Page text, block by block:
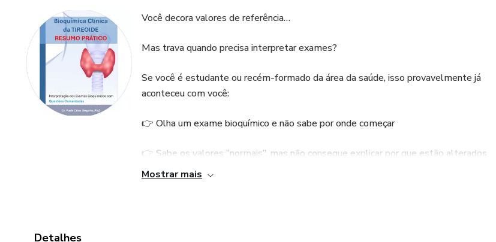
Você decora valores de referência…
Mas trava quando precisa interpretar exames?
Se você é estudante ou recém-formado da área da saúde, isso provavelmente já
aconteceu com você:
👉 Olha um exame bioquímico e não sabe por onde começar
👉 Sabe os valores “normais”, mas não consegue explicar por que estão alterados
Mostrar mais
Detalhes